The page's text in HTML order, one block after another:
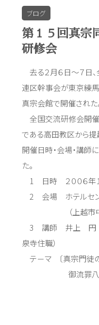
ブログ
第１５回真宗
研修会
去る２月６日～７日
連区幹事会が東京練
真宗会館で開催された
全国交流研修会開催
である高田教区から提
開催日時・会場・講師
た。
1 日時 ２００６年１
2 会場 ホテルセン
（上越市中央
3 講師 井上 円 先
泉寺住職）
テ－マ 〔真宗門徒
御流罪八百年